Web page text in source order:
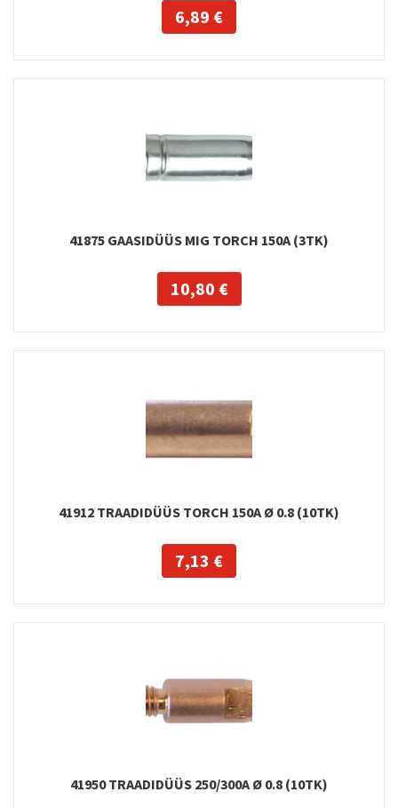
6,89 €
41875 GAASIDÜÜS MIG TORCH 150A (3TK)
10,80 €
41912 TRAADIDÜÜS TORCH 150A Ø 0.8 (10TK)
7,13 €
41950 TRAADIDÜÜS 250/300A Ø 0.8 (10TK)